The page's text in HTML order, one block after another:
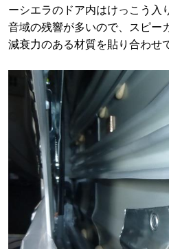
ーシエラのドア内はけっこう入
音域の残響が多いので、スピー
減衰力のある材質を貼り合わせ